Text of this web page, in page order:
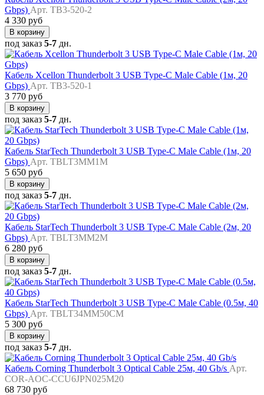
Gbps) Арт. TB3-520-2
4 330 руб
В корзину
под заказ 5-7 дн.
Кабель Xcellon Thunderbolt 3 USB Type-C Male Cable (1м, 20
Gbps) Арт. TB3-520-1
3 770 руб
В корзину
под заказ 5-7 дн.
Кабель StarTech Thunderbolt 3 USB Type-C Male Cable (1м, 20
Gbps) Арт. TBLT3MM1M
5 650 руб
В корзину
под заказ 5-7 дн.
Кабель StarTech Thunderbolt 3 USB Type-C Male Cable (2м, 20
Gbps) Арт. TBLT3MM2M
6 280 руб
В корзину
под заказ 5-7 дн.
Кабель StarTech Thunderbolt 3 USB Type-C Male Cable (0.5м, 40
Gbps) Арт. TBLT34MM50CM
5 300 руб
В корзину
под заказ 5-7 дн.
Кабель Corning Thunderbolt 3 Optical Cable 25м, 40 Gb/s Арт.
COR-AOC-CCU6JPN025M20
68 730 руб